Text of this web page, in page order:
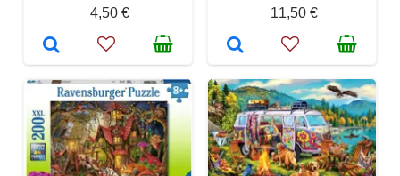
4,50 €
11,50 €